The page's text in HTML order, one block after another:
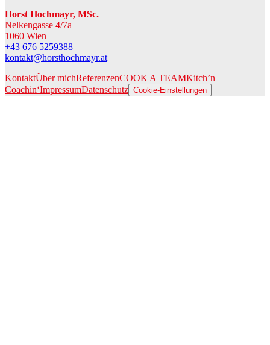
Horst Hochmayr, MSc.
Nelkengasse 4/7a
1060 Wien
+43 676 5259388
kontakt@horsthochmayr.at
KontaktÜber michReferenzenCOOK A TEAMKitch’n
Coachin‘ImpressumDatenschutz Cookie-Einstellungen